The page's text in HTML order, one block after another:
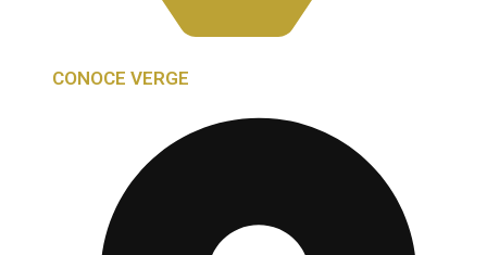
CONOCE VERGE